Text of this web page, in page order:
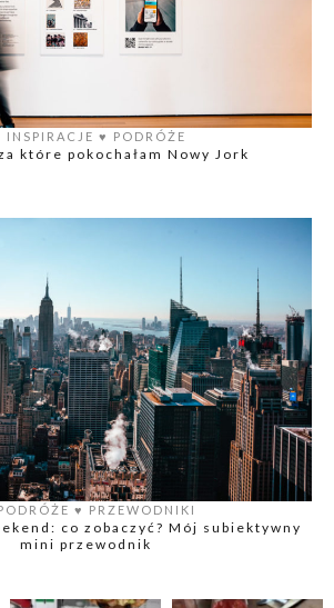
INSPIRACJE ♥️ PODRÓŻE
które pokochałam Nowy Jork
♥️ PRZEWODNIKI
co zobaczyć? Mój subiektywny
mini przewodnik